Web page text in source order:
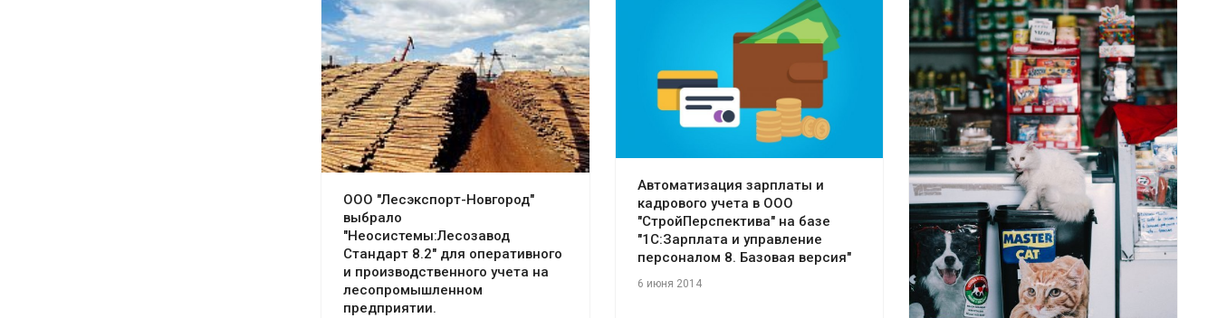
Смотреть проект
ООО "Лесэкспорт-Новгород"
выбрало
"Неосистемы:Лесозавод
Стандарт 8.2" для оперативного
и производственного учета на
лесопромышленном
предприятии.
Смотреть проект
Автоматизация зарплаты и
кадрового учета в ООО
"СтройПерспектива" на базе
"1С:Зарплата и управление
персоналом 8. Базовая версия"
6 июня 2014
Смотреть проект